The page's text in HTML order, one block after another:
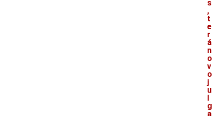
s
,
t
e
r
á
n
o
v
o
j
u
l
g
a